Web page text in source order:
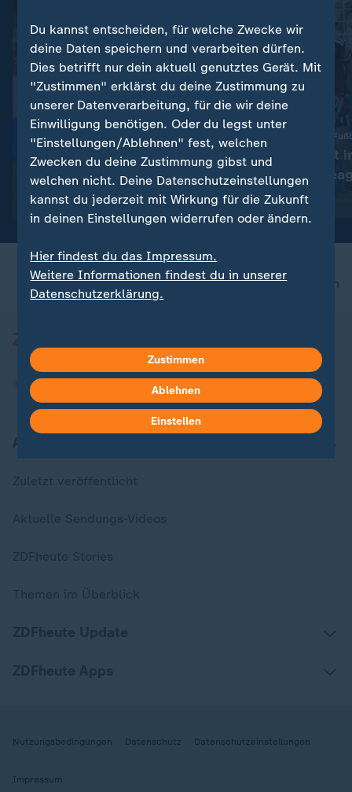
Nur Remis gegen Kaiserslautern:
2. Bundesliga: Wolfsburg
lässt zum Auftakt Punkte
liegen
Sieg gegen Malmös
Frankfurt steht
Champions-
Runde
mit Video0:59
nach oben
Nutzungsbedingungen Datenschutz Datenschutzeinstellungen
Impressum
Du kannst entscheiden, für welche Zwecke wir
deine Daten speichern und verarbeiten dürfen.
Dies betrifft nur dein aktuell genutztes Gerät. Mit
"Zustimmen" erklärst du deine Zustimmung zu
unserer Datenverarbeitung, für die wir deine
Einwilligung benötigen. Oder du legst unter
"Einstellungen/Ablehnen" fest, welchen
Zwecken du deine Zustimmung gibst und
welchen nicht. Deine Datenschutzeinstellungen
kannst du jederzeit mit Wirkung für die Zukunft
in deinen Einstellungen widerrufen oder ändern.
Hier findest du das Impressum.
Weitere Informationen findest du in unserer
Datenschutzerklärung.
Zustimmen
Ablehnen
Einstellen